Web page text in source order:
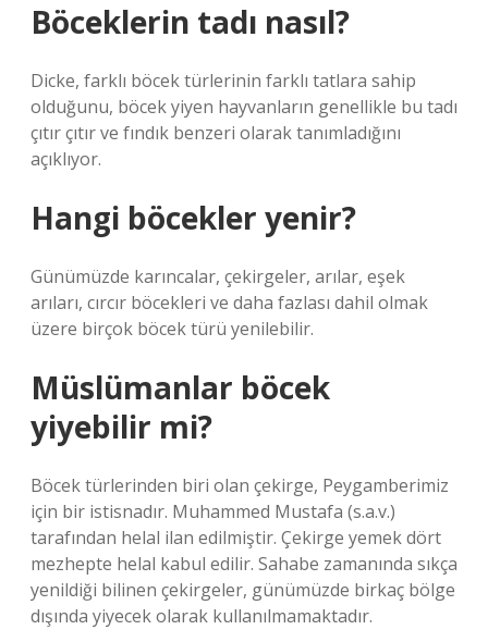
Böceklerin tadı nasıl?
Dicke, farklı böcek türlerinin farklı tatlara sahip
olduğunu, böcek yiyen hayvanların genellikle bu tadı
çıtır çıtır ve fındık benzeri olarak tanımladığını
açıklıyor.
Hangi böcekler yenir?
Günümüzde karıncalar, çekirgeler, arılar, eşek
arıları, cırcır böcekleri ve daha fazlası dahil olmak
üzere birçok böcek türü yenilebilir.
Müslümanlar böcek
yiyebilir mi?
Böcek türlerinden biri olan çekirge, Peygamberimiz
için bir istisnadır. Muhammed Mustafa (s.a.v.)
tarafından helal ilan edilmiştir. Çekirge yemek dört
mezhepte helal kabul edilir. Sahabe zamanında sıkça
yenildiği bilinen çekirgeler, günümüzde birkaç bölge
dışında yiyecek olarak kullanılmamaktadır.